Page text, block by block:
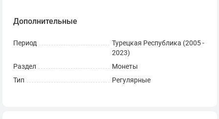
Дополнительные
Период
Турецкая Республика (2005 -
2023)
Раздел
Монеты
Тип
Регулярные